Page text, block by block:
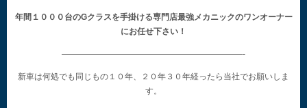
年間１０００台のGクラスを手掛ける専門店最強メカニックのワンオーナー
にお任せ下さい！
——————————————————————-
新車は何処でも同じもの１０年、２０年３０年経ったら当社でお願いしま
す。